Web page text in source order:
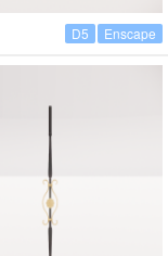
Enscape
D5